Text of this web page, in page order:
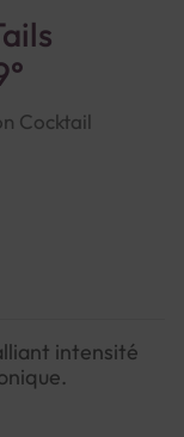
Cocktail
intensité